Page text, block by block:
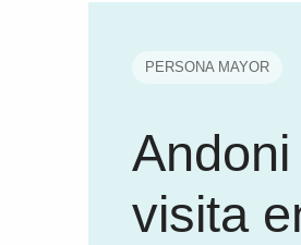
PERSONA MAYOR
visita